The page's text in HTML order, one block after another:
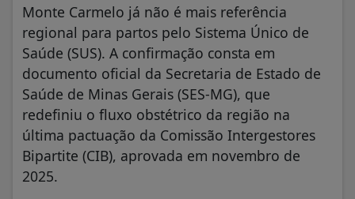
Monte Carmelo já não é mais referência
regional para partos pelo Sistema Único de
Saúde (SUS). A confirmação consta em
documento oficial da Secretaria de Estado de
Saúde de Minas Gerais (SES-MG), que
redefiniu o fluxo obstétrico da região na
última pactuação da Comissão Intergestores
Bipartite (CIB), aprovada em novembro de
2025.